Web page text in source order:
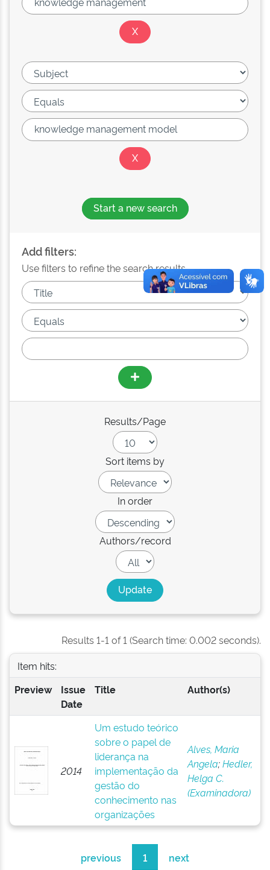
Start a new search
Add filters:
Use filters to refine the search results.
Results/Page
Sort items by
In order
Authors/record
Results 1-1 of 1 (Search time: 0.002 seconds).
Item hits:
Preview
Issue
Date
Title Author(s)
2014
Um estudo teórico
sobre o papel de
liderança na
implementação da
gestão do
conhecimento nas
organizações
Alves, Maria
Angela;Hedler,
Helga C.
(Examinadora)
previous 1 next